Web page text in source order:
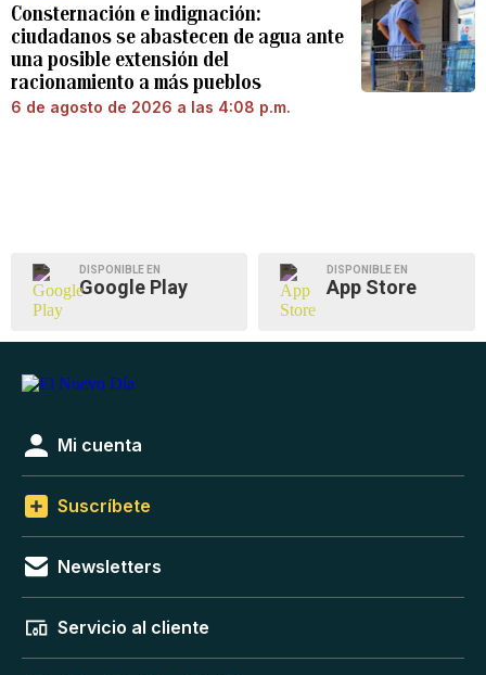
Consternación e indignación:
ciudadanos se abastecen de agua ante
una posible extensión del
racionamiento a más pueblos
6 de agosto de 2026 a las 4:08 p.m.
DISPONIBLE EN
Google Play
DISPONIBLE EN
App Store
Mi cuenta
Suscríbete
Newsletters
Servicio al cliente